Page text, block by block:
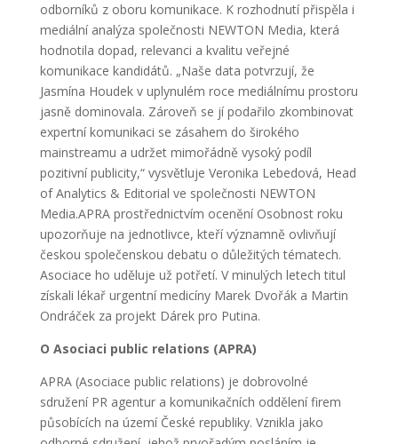
odborníků z oboru komunikace. K rozhodnutí přispěla i
mediální analýza společnosti NEWTON Media, která
hodnotila dopad, relevanci a kvalitu veřejné
komunikace kandidátů. „Naše data potvrzují, že
Jasmína Houdek v uplynulém roce mediálnímu prostoru
jasně dominovala. Zároveň se jí podařilo zkombinovat
expertní komunikaci se zásahem do širokého
mainstreamu a udržet mimořádně vysoký podíl
pozitivní publicity,“ vysvětluje Veronika Lebedová, Head
of Analytics & Editorial ve společnosti NEWTON
Media.APRA prostřednictvím ocenění Osobnost roku
upozorňuje na jednotlivce, kteří významně ovlivňují
českou společenskou debatu o důležitých tématech.
Asociace ho uděluje už potřetí. V minulých letech titul
získali lékař urgentní medicíny Marek Dvořák a Martin
Ondráček za projekt Dárek pro Putina.
O Asociaci public relations (APRA)
APRA (Asociace public relations) je dobrovolné
sdružení PR agentur a komunikačních oddělení firem
působících na území České republiky. Vznikla jako